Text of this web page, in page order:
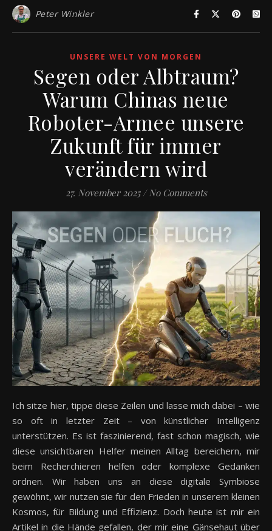
Peter Winkler
UNSERE WELT VON MORGEN
Segen oder Albtraum?
Warum Chinas neue
Roboter-Armee unsere
Zukunft für immer
verändern wird
27. November 2025 / No Comments
Ich sitze hier, tippe diese Zeilen und lasse mich dabei – wie
so oft in letzter Zeit – von künstlicher Intelligenz
unterstützen. Es ist faszinierend, fast schon magisch, wie
diese unsichtbaren Helfer meinen Alltag bereichern, mir
beim Recherchieren helfen oder komplexe Gedanken
ordnen. Wir haben uns an diese digitale Symbiose
gewöhnt, wir nutzen sie für den Frieden in unserem kleinen
Kosmos, für Bildung und Effizienz. Doch heute ist mir ein
Artikel in die Hände gefallen, der mir eine Gänsehaut über